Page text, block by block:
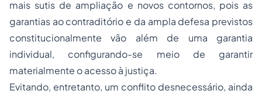
mais sutis de ampliação e novos contornos, pois as
garantias ao contraditório e da ampla defesa previstos
constitucionalmente vão além de uma garantia
individual, configurando-se meio de garantir
materialmente o acesso à justiça.
Evitando, entretanto, um conflito desnecessário, ainda